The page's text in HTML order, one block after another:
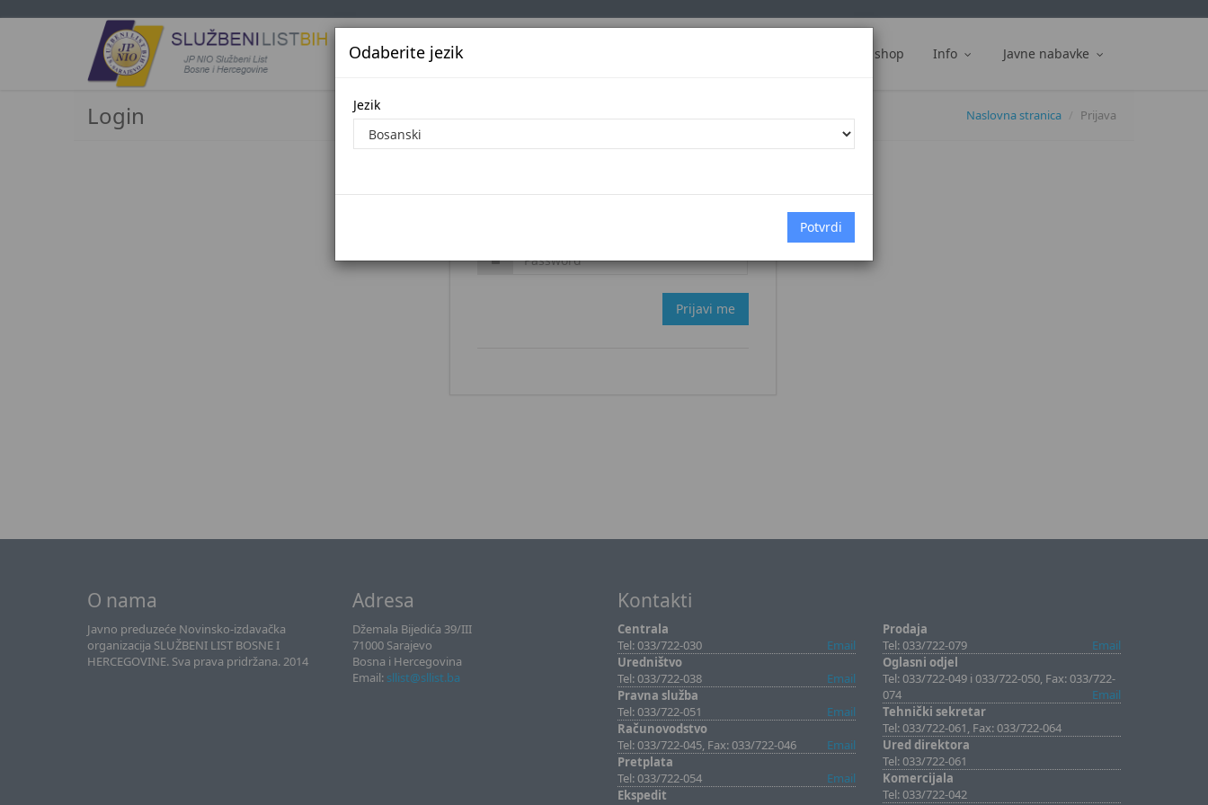
Jezik Službena glasila Web shop Info Javne nabavke
Odaberite jezik
Jezik
Login Naslovna stranica Prijava
Zaboravljena šifra?
Prijavi me
O nama
Javno preduzeće Novinsko-izdavačka
organizacija SLUŽBENI LIST BOSNE I
HERCEGOVINE. Sva prava pridržana. 2014
Adresa
Džemala Bijedića 39/III
71000 Sarajevo
Bosna i Hercegovina
Email: sllist@sllist.ba
Kontakti
Centrala
Tel: 033/722-030
Email
Uredništvo
Tel: 033/722-038
Email
Pravna služba
Tel: 033/722-051
Email
Računovodstvo
Tel: 033/722-045, Fax: 033/722-046
Email
Pretplata
Tel: 033/722-054
Email
Ekspedit
Prodaja
Tel: 033/722-079
Email
Oglasni odjel
Tel: 033/722-049 i 033/722-050, Fax: 033/722-
074
Email
Tehnički sekretar
Tel: 033/722-061, Fax: 033/722-064
Ured direktora
Tel: 033/722-061
Komercijala
Tel: 033/722-042